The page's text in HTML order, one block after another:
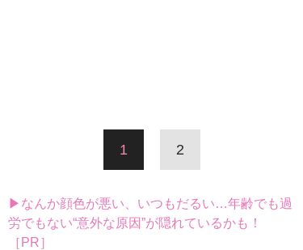
1 2
▶なんか顔色が悪い、いつもだるい…年齢でも過
労でもない“意外な原因”が隠れているかも！
［PR］